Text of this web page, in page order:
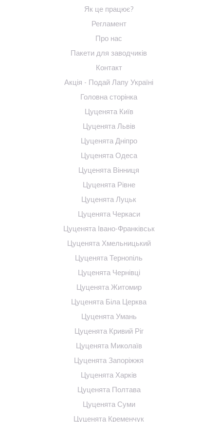
Як це працює?
Регламент
Про нас
Пакети для заводчиків
Контакт
Акція - Подай Лапу Україні
Головна сторінка
Цуценята Київ
Цуценята Львів
Цуценята Дніпро
Цуценята Одеса
Цуценята Вінниця
Цуценята Рівне
Цуценята Луцьк
Цуценята Черкаси
Цуценята Івано-Франківськ
Цуценята Хмельницький
Цуценята Тернопіль
Цуценята Чернівці
Цуценята Житомир
Цуценята Біла Церква
Цуценята Умань
Цуценята Кривий Ріг
Цуценята Миколаїв
Цуценята Запоріжжя
Цуценята Харків
Цуценята Полтава
Цуценята Суми
Цуценята Кременчук